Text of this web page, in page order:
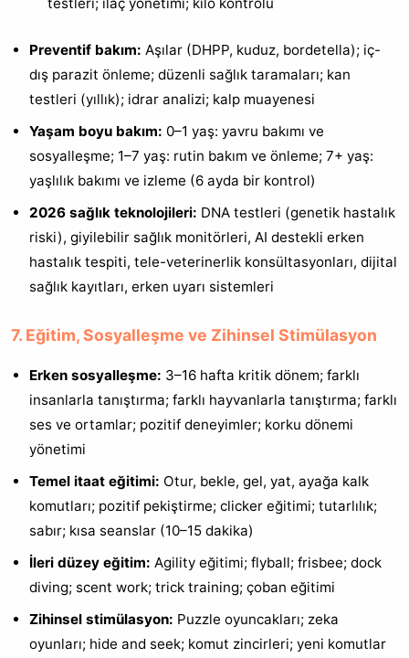
Preventif bakım: Aşılar (DHPP, kuduz, bordetella); iç-
dış parazit önleme; düzenli sağlık taramaları; kan
testleri (yıllık); idrar analizi; kalp muayenesi
Yaşam boyu bakım: 0–1 yaş: yavru bakımı ve
sosyalleşme; 1–7 yaş: rutin bakım ve önleme; 7+ yaş:
yaşlılık bakımı ve izleme (6 ayda bir kontrol)
2026 sağlık teknolojileri: DNA testleri (genetik hastalık
riski), giyilebilir sağlık monitörleri, AI destekli erken
hastalık tespiti, tele-veterinerlik konsültasyonları, dijital
sağlık kayıtları, erken uyarı sistemleri
7. Eğitim, Sosyalleşme ve Zihinsel Stimülasyon
Erken sosyalleşme: 3–16 hafta kritik dönem; farklı
insanlarla tanıştırma; farklı hayvanlarla tanıştırma; farklı
ses ve ortamlar; pozitif deneyimler; korku dönemi
yönetimi
Temel itaat eğitimi: Otur, bekle, gel, yat, ayağa kalk
komutları; pozitif pekiştirme; clicker eğitimi; tutarlılık;
sabır; kısa seanslar (10–15 dakika)
İleri düzey eğitim: Agility eğitimi; flyball; frisbee; dock
diving; scent work; trick training; çoban eğitimi
Zihinsel stimülasyon: Puzzle oyuncakları; zeka
oyunları; hide and seek; komut zincirleri; yeni komutlar